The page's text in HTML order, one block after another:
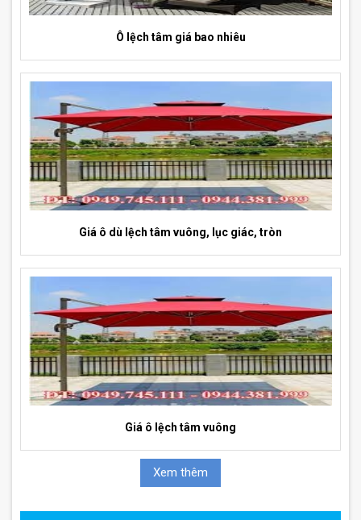
Ô lệch tâm giá bao nhiêu
Giá ô dù lệch tâm vuông, lục giác, tròn
Giá ô lệch tâm vuông
Xem thêm